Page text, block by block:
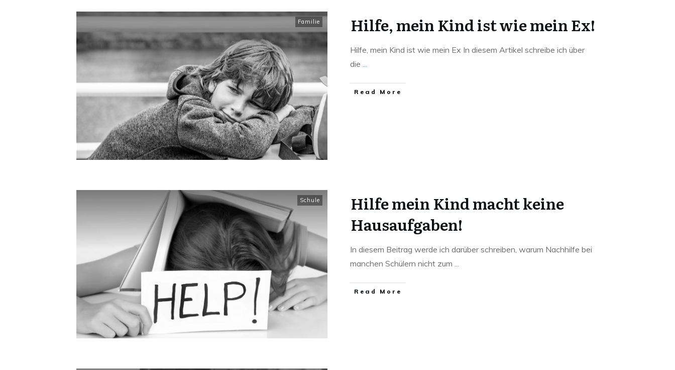
Familie Hilfe, mein Kind ist wie mein Ex!
​Hilfe, mein Kind ist wie mein Ex In diesem Artikel schreibe ich über
die ...
Read More
Schule
Hilfe mein Kind macht keine
Hausaufgaben!
In diesem Beitrag werde ich darüber schreiben, warum Nachhilfe bei
manchen Schülern nicht zum ...
Read More